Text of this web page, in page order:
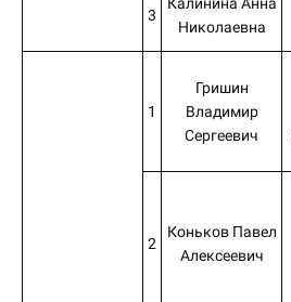
3
Николаевна
1
Гришин
Владимир
Сергеевич
2
Коньков Павел
Алексеевич